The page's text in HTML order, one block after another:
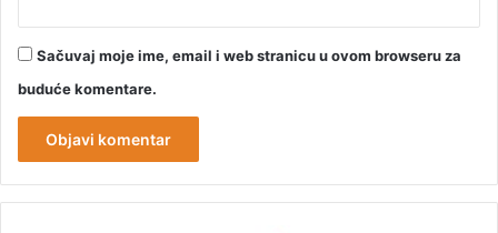
Sačuvaj moje ime, email i web stranicu u ovom browseru za
buduće komentare.